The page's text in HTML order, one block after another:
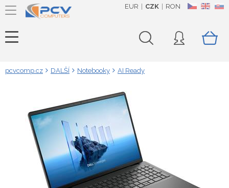
CZ EN SK
EUR CZK RON
pcvcomp.cz DALŠÍ Notebooky AI Ready